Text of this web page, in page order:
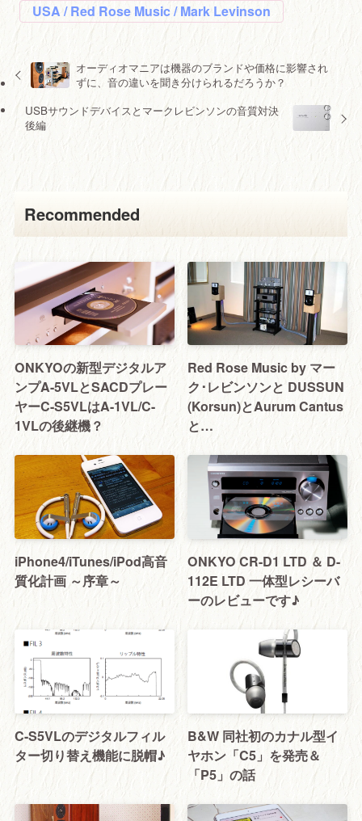
USA / Red Rose Music / Mark Levinson
オーディオマニアは機器のブランドや価格に影響され
ずに、音の違いを聞き分けられるだろうか？
USBサウンドデバイスとマークレビンソンの音質対決
後編
Recommended
ONKYOの新型デジタルア
ンプA-5VLとSACDプレー
ヤーC-S5VLはA-1VL/C-
1VLの後継機？
Red Rose Music by マー
ク･レビンソンと DUSSUN
(Korsun)とAurum Cantus
と…
iPhone4/iTunes/iPod高音
質化計画 ～序章～
ONKYO CR-D1 LTD ＆ D-
112E LTD 一体型レシーバ
ーのレビューです♪
C-S5VLのデジタルフィル
ター切り替え機能に脱帽♪
B&W 同社初のカナル型イ
ヤホン「C5」を発売＆
「P5」の話